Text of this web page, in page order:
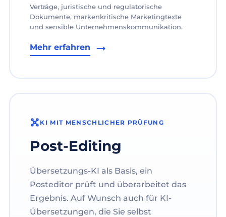
Verträge, juristische und regulatorische
Dokumente, markenkritische Marketingtexte
und sensible Unternehmenskommunikation.
Mehr erfahren
KI MIT MENSCHLICHER PRÜFUNG
Post-Editing
Übersetzungs-KI als Basis, ein
Posteditor prüft und überarbeitet das
Ergebnis. Auf Wunsch auch für KI-
Übersetzungen, die Sie selbst